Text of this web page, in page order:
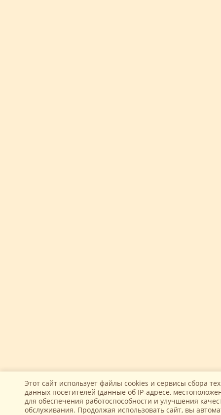
Этот сайт использует файлы cookies и сервисы сбора
данных посетителей (данные об IP-адресе,
для обеспечения работоспособности и улучшения
обслуживания. Продолжая использовать сайт, вы